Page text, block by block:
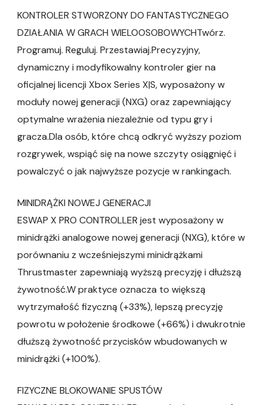
KONTROLER STWORZONY DO FANTASTYCZNEGO
DZIAŁANIA W GRACH WIELOOSOBOWYCHTwórz.
Programuj. Reguluj. Przestawiaj.Precyzyjny,
dynamiczny i modyfikowalny kontroler gier na
oficjalnej licencji Xbox Series X|S, wyposażony w
moduły nowej generacji (NXG) oraz zapewniający
optymalne wrażenia niezależnie od typu gry i
gracza.Dla osób, które chcą odkryć wyższy poziom
rozgrywek, wspiąć się na nowe szczyty osiągnięć i
powalczyć o jak najwyższe pozycje w rankingach.
MINIDRĄŻKI NOWEJ GENERACJI
ESWAP X PRO CONTROLLER jest wyposażony w
minidrążki analogowe nowej generacji (NXG), które w
porównaniu z wcześniejszymi minidrążkami
Thrustmaster zapewniają wyższą precyzję i dłuższą
żywotność.W praktyce oznacza to większą
wytrzymałość fizyczną (+33%), lepszą precyzję
powrotu w położenie środkowe (+66%) i dwukrotnie
dłuższą żywotność przycisków wbudowanych w
minidrążki (+100%).
FIZYCZNE BLOKOWANIE SPUSTÓW